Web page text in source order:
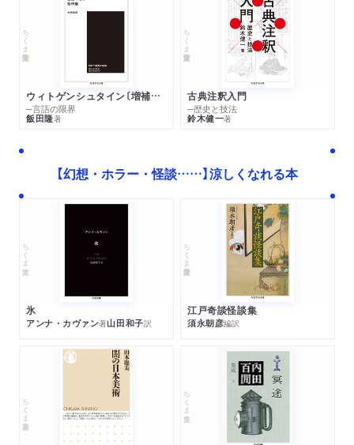
ちくま学芸文庫
ウィトゲンシュタイン〔増補新版〕
─言語の限界
飯田隆著
ちくま学芸文庫
古典注釈入門
─歴史と技法
鈴木健一著
【幻想・ホラー・怪談……】涼しくなれる本
ちくま文庫
氷
アンナ・カヴァン著山田和子訳
ちくま学芸文庫
江戸奇談怪談集
須永朝彦編訳
ちくま新書 ちくま文庫